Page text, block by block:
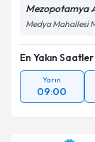
Mezopotamya
Medya Mahallesi
En Yakın Saatler
Yarın
09:00